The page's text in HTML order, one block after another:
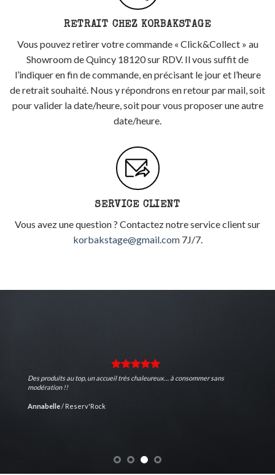
RETRAIT CHEZ KORBAKSTAGE
Vous pouvez retirer votre commande « Click&Collect » au
Showroom de Quincy 18120 sur RDV. Il vous suffit de
l’indiquer en fin de commande, en précisant le jour et l’heure
de retrait souhaité. Nous y répondrons en retour par mail, soit
pour valider la date/heure, soit pour vous proposer une autre
date/heure.
SERVICE CLIENT
Vous avez une question ? Contactez notre service client sur
korbakstage@gmail.com7J/7.
Des produits au top, un accueil très chaleureux… à consommer sans
modération !!
Annabelle / Reserv'Rock